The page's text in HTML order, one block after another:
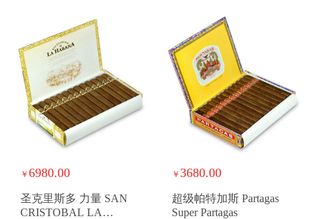
￥ 6980.00
圣克里斯多 力量 SAN
CRISTOBAL LA
￥ 3680.00
超级帕特加斯 Partagas
Super Partagas